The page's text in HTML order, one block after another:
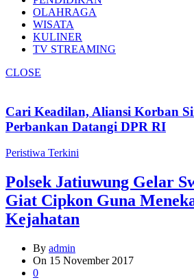
OLAHRAGA
WISATA
KULINER
TV STREAMING
CLOSE
Cari Keadilan, Aliansi Korban
Perbankan Datangi DPR RI
Peristiwa Terkini
Polsek Jatiuwung Gelar
Giat Cipkon Guna
Kejahatan
By admin
On 15 November 2017
0